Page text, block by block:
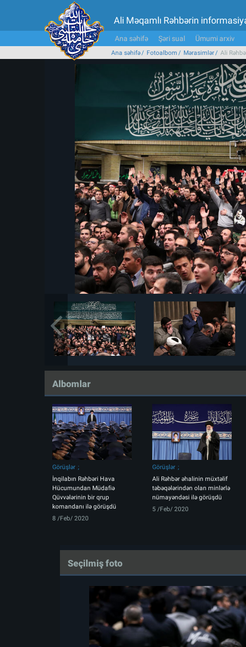
Ali Məqamlı Rəhbərin
Ana səhifə Şəri sual Ümumi arxiv
Ana səhifə Fotoalbom Mərasimlər Ali
Albomlar
Görüşlər
İnqilabın Rəhbəri Hava
Hücumundan Müdafiə
Qüvvələrinin bir qrup
komandanı ilə görüşdü
8 /Feb/ 2020
Görüşlər
Ali Rəhbər əhalinin müxtəlif
təbəqələrindən olan minlərlə
nümayəndəsi ilə görüşdü
5 /Feb/ 2020
Seçilmiş foto